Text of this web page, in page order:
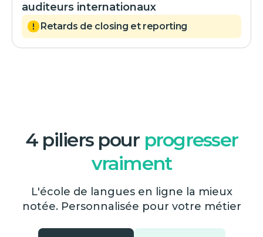
auditeurs internationaux
Retards de closing et reporting
4 piliers pour progresser
vraiment
L'école de langues en ligne la mieux
notée. Personnalisée pour votre métier